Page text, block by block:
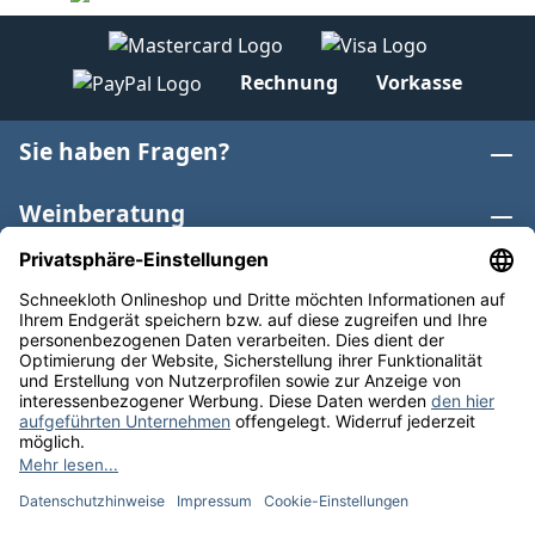
Rechnung Vorkasse
Sie haben Fragen?
Weinberatung
Informationen
Weinkategorien
Internationaler Wein
* Alle Preise inkl. gesetzl. Mehrwertsteuer zzgl.
anders angegeben. Bioprodukte im Bio-Kontrollverfahren